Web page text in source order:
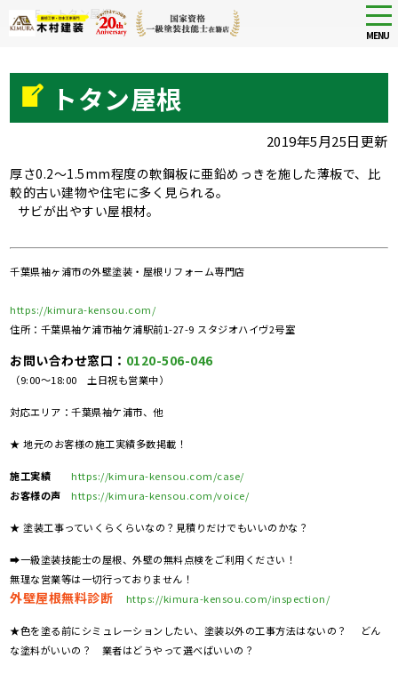
to
MENU
HOME>トタン屋根
トタン屋根
2019年5月25日更新
厚さ0.2～1.5mm程度の軟鋼板に亜鉛めっきを施した薄板で、比
較的古い建物や住宅に多く見られる。
サビが出やすい屋根材。
千葉県袖ヶ浦市の外壁塗装・屋根リフォーム専門店
https://kimura-kensou.com/
住所：千葉県袖ケ浦市袖ケ浦駅前1-27-9 スタジオハイヴ2号室
お問い合わせ窓口： 0120-506-046
（9:00～18:00 土日祝も営業中）
対応エリア：千葉県袖ケ浦市、他
★ 地元のお客様の施工実績多数掲載！
施工実績
https://kimura-kensou.com/case/
お客様の声
https://kimura-kensou.com/voice/
★ 塗装工事っていくらくらいなの？見積りだけでもいいのかな？
➡一級塗装技能士の屋根、外壁の無料点検をご利用ください！
無理な営業等は一切行っておりません！
外壁屋根無料診断 https://kimura-kensou.com/inspection/
★色を塗る前にシミュレーションしたい、塗装以外の工事方法はないの？ どん
な塗料がいいの？ 業者はどうやって選べばいいの？